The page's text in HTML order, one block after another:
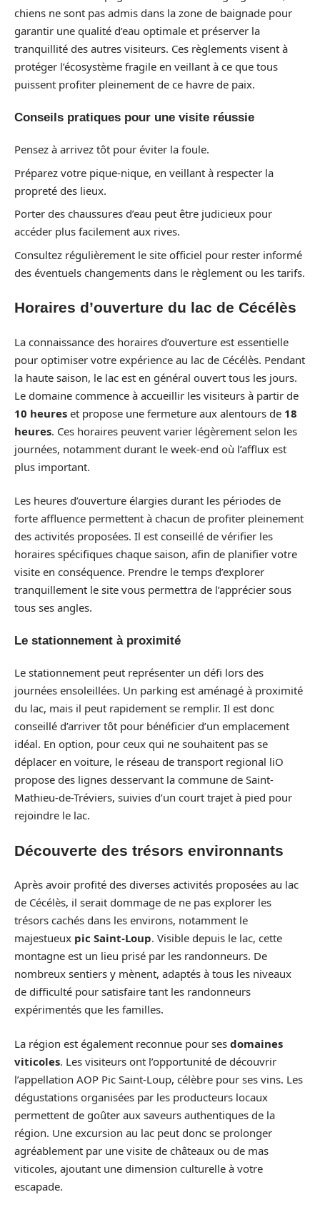
chiens ne sont pas admis dans la zone de baignade pour
garantir une qualité d’eau optimale et préserver la
tranquillité des autres visiteurs. Ces règlements visent à
protéger l’écosystème fragile en veillant à ce que tous
puissent profiter pleinement de ce havre de paix.
Conseils pratiques pour une visite réussie
Pensez à arrivez tôt pour éviter la foule.
Préparez votre pique-nique, en veillant à respecter la
propreté des lieux.
Porter des chaussures d’eau peut être judicieux pour
accéder plus facilement aux rives.
Consultez régulièrement le site officiel pour rester informé
des éventuels changements dans le règlement ou les tarifs.
Horaires d’ouverture du lac de Cécélès
La connaissance des horaires d’ouverture est essentielle
pour optimiser votre expérience au lac de Cécélès. Pendant
la haute saison, le lac est en général ouvert tous les jours.
Le domaine commence à accueillir les visiteurs à partir de
10 heures et propose une fermeture aux alentours de 18
heures. Ces horaires peuvent varier légèrement selon les
journées, notamment durant le week-end où l’afflux est
plus important.
Les heures d’ouverture élargies durant les périodes de
forte affluence permettent à chacun de profiter pleinement
des activités proposées. Il est conseillé de vérifier les
horaires spécifiques chaque saison, afin de planifier votre
visite en conséquence. Prendre le temps d’explorer
tranquillement le site vous permettra de l’apprécier sous
tous ses angles.
Le stationnement à proximité
Le stationnement peut représenter un défi lors des
journées ensoleillées. Un parking est aménagé à proximité
du lac, mais il peut rapidement se remplir. Il est donc
conseillé d’arriver tôt pour bénéficier d’un emplacement
idéal. En option, pour ceux qui ne souhaitent pas se
déplacer en voiture, le réseau de transport regional liO
propose des lignes desservant la commune de Saint-
Mathieu-de-Tréviers, suivies d’un court trajet à pied pour
rejoindre le lac.
Découverte des trésors environnants
Après avoir profité des diverses activités proposées au lac
de Cécélès, il serait dommage de ne pas explorer les
trésors cachés dans les environs, notamment le
majestueux pic Saint-Loup. Visible depuis le lac, cette
montagne est un lieu prisé par les randonneurs. De
nombreux sentiers y mènent, adaptés à tous les niveaux
de difficulté pour satisfaire tant les randonneurs
expérimentés que les familles.
La région est également reconnue pour ses domaines
viticoles. Les visiteurs ont l’opportunité de découvrir
l’appellation AOP Pic Saint-Loup, célèbre pour ses vins. Les
dégustations organisées par les producteurs locaux
permettent de goûter aux saveurs authentiques de la
région. Une excursion au lac peut donc se prolonger
agréablement par une visite de châteaux ou de mas
viticoles, ajoutant une dimension culturelle à votre
escapade.